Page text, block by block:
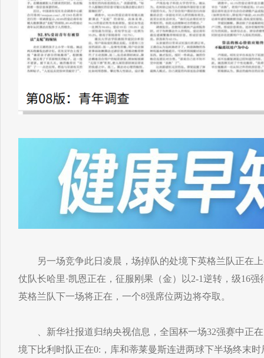
另一场竞争此日凌晨，场掉队的处境下英格兰队正在上
仗队长哈里·凯恩正在，征服刚果（金）以2-1逆转，级16
英格兰队下一场将正在，一个8强席位两边将夺取。
、新华社报道归纳央视信息，全国杯一场32强赛中正在
境下比利时队正在0:，库和蒂莱曼斯连进两球下半场终末